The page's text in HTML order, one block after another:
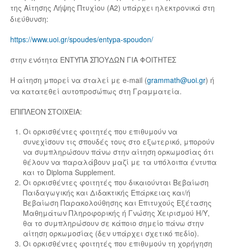
της Αίτησης Λήψης Πτυχίου (Α2) υπάρχει ηλεκτρονικά στη
διεύθυνση:
https://www.uoi.gr/spoudes/entypa-spoudon/
στην ενότητα ΕΝΤΥΠΑ ΣΠΟΥΔΩΝ ΓΙΑ ΦΟΙΤΗΤΕΣ
H αίτηση μπορεί να σταλεί με e-mail (grammath@uoi.gr) ή
να κατατεθεί αυτοπροσώπως στη Γραμματεία.
ΕΠΙΠΛΕΟΝ ΣΤΟΙΧΕΙΑ:
Οι ορκισθέντες φοιτητές που επιθυμούν να
συνεχίσουν τις σπουδές τους στο εξωτερικό, μπορούν
να συμπληρώσουν πάνω στην αίτηση ορκωμοσίας ότι
θέλουν να παραλάβουν μαζί με τα υπόλοιπα έντυπα
και το Diploma Supplement.
Οι ορκισθέντες φοιτητές που δικαιούνται Βεβαίωση
Παιδαγωγικής και Διδακτικής Επάρκειας και/ή
Βεβαίωση Παρακολούθησης και Επιτυχούς Εξέτασης
Μαθημάτων Πληροφορικής ή Γνώσης Χειρισμού Η/Υ,
θα το συμπληρώσουν σε κάποιο σημείο πάνω στην
αίτηση ορκωμοσίας (δεν υπάρχει σχετικό πεδίο).
Οι ορκισθέντες φοιτητές που επιθυμούν τη χορήγηση